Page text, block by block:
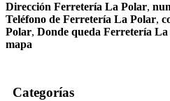
Dirección Ferretería La Polar,
Teléfono de Ferretería La Polar,
Polar, Donde queda Ferretería
mapa
Categorías